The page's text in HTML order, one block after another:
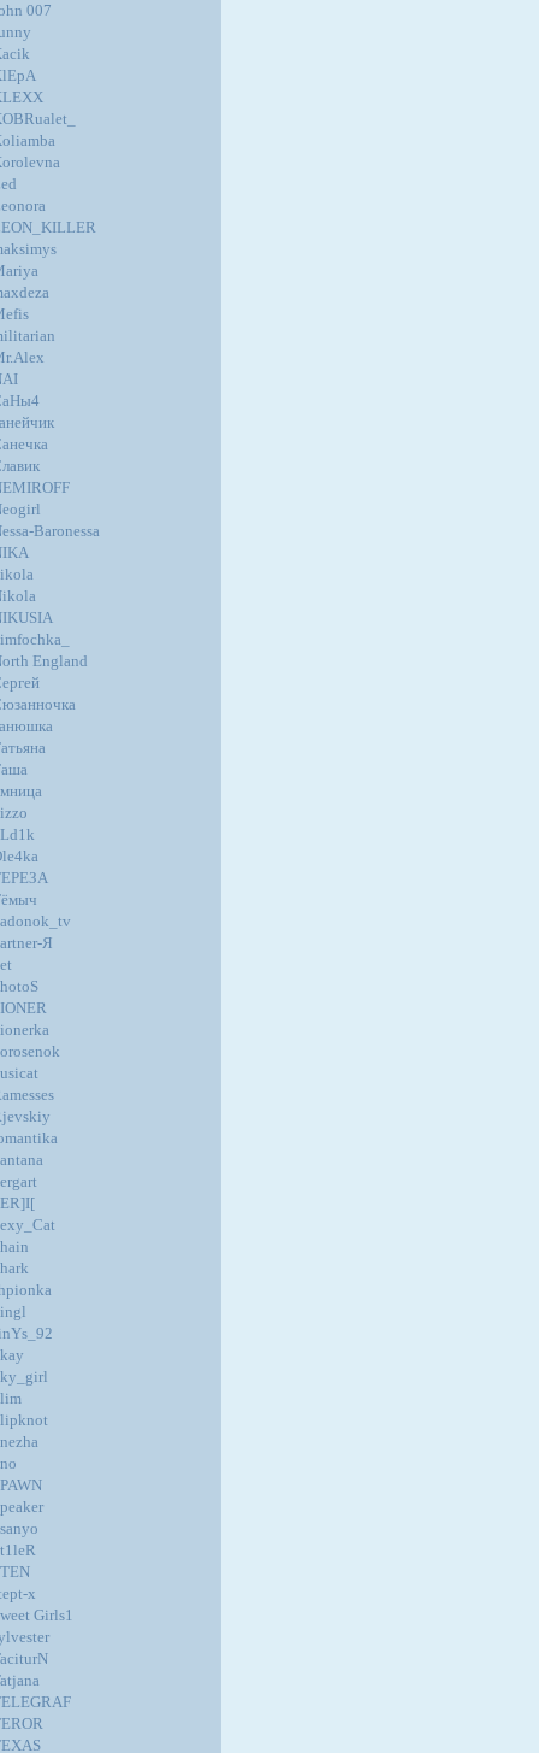
007
Baronessa
England
Я
x
Girls1